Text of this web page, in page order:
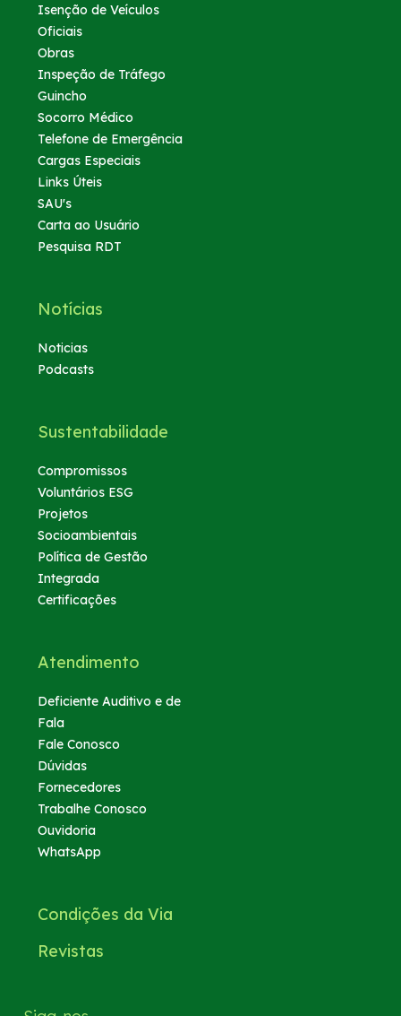
Isenção de Veículos
Oficiais
Obras
Inspeção de Tráfego
Guincho
Socorro Médico
Telefone de Emergência
Cargas Especiais
Links Úteis
SAU's
Carta ao Usuário
Pesquisa RDT
Notícias
Noticias
Podcasts
Sustentabilidade
Compromissos
Voluntários ESG
Projetos
Socioambientais
Política de Gestão
Integrada
Certificações
Atendimento
Deficiente Auditivo e de
Fala
Fale Conosco
Dúvidas
Fornecedores
Trabalhe Conosco
Ouvidoria
WhatsApp
Condições da Via
Revistas